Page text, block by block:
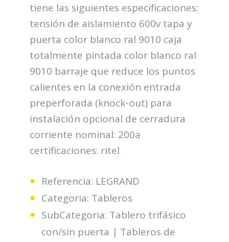
tiene las siguientes especificaciones:
tensión de aislamiento 600v tapa y
puerta color blanco ral 9010 caja
totalmente pintada color blanco ral
9010 barraje que reduce los puntos
calientes en la conexión entrada
preperforada (knock-out) para
instalación opcional de cerradura
corriente nominal: 200a
certificaciones: ritel
Referencia: LEGRAND
Categoria: Tableros
SubCategoria: Tablero trifásico
con/sin puerta | Tableros de